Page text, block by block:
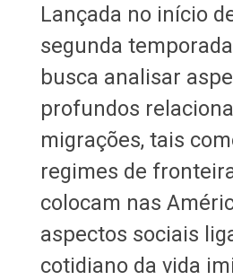
Lançada no início
segunda
busca analisar
profundos
migrações, tais
regimes de
colocam nas
aspectos sociais
cotidiano da vida